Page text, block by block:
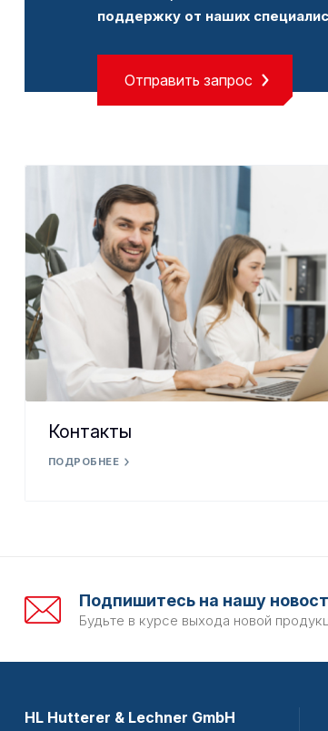
поддержку от наших
Отправить запрос
Контакты
ПОДРОБНЕЕ
Подпишитесь на нашу
Будьте в курсе выхода новой
HL Hutterer & Lechner GmbH